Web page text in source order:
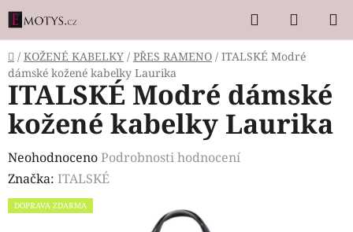
Přejít
na
obsah
Hledat
KOŠÍK
Domů
/ KOŽENÉ KABELKY / PŘES RAMENO / ITALSKÉ Modré
dámské kožené kabelky Laurika
ITALSKÉ Modré dámské
kožené kabelky Laurika
Průměrné
hodnocení
produktu
NeohodnocenoPodrobnosti hodnocení
Značka: ITALSKÉ
DOPRAVA ZDARMA